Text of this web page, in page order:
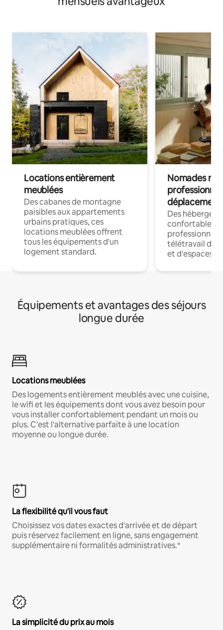
Locations entièrement
meublées
Des cabanes de montagne
paisibles aux appartements
urbains pratiques, ces
locations meublées offrent
tous les équipements d'un
logement standard.
Nomades
déplacement
Des
confortables
professionnels
télétravail
et d'espaces
Équipements et avantages des séjours
longue durée
Locations meublées
Des logements entièrement meublés avec une cuisine,
le wifi et les équipements dont vous avez besoin pour
vous installer confortablement pendant un mois ou
plus. C'est l'alternative parfaite à une location
moyenne ou longue durée.
La flexibilité qu'il vous faut
Choisissez vos dates exactes d'arrivée et de départ
puis réservez facilement en ligne, sans engagement
supplémentaire ni formalités administratives.*
La simplicité du prix au mois